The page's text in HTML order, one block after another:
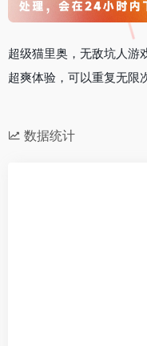
超级猫里奥，无敌坑人游
超爽体验，可以重复无限
数据统计